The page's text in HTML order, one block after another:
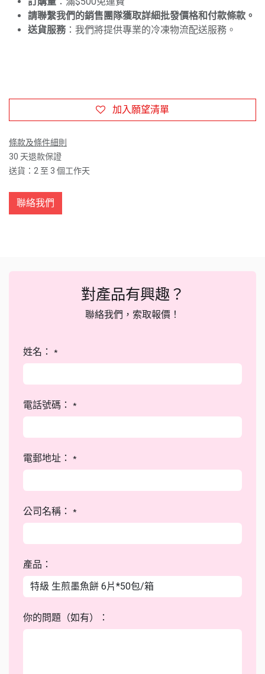
請聯繫我們的銷售團隊獲取詳細批發價格和付款條款。
送貨服務 ：我們將提供專業的冷凍物流配送服務。
加入願望清單
條款及條件細則
30 天退款保證
送貨：2 至 3 個工作天
聯絡我們
對產品有興趣？
聯絡我們，索取報價！
姓名： *
電話號碼： *
電郵地址： *
公司名稱： *
產品：
你的問題（如有）：